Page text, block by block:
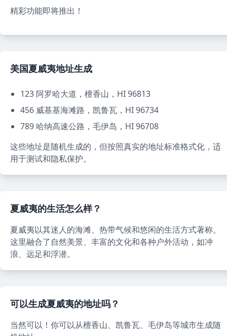
精彩功能即将推出！
美国夏威夷地址生成
123 阿罗哈大道，檀香山，HI 96813
456 威基基海滩路，凯鲁瓦，HI 96734
789 哈纳高速公路，毛伊岛，HI 96708
这些地址是随机生成的，但按照真实的地址标准格式化，适
用于测试和隐私保护。
夏威夷的生活怎么样？
夏威夷以其迷人的海滩、热带气候和悠闲的生活方式著称。
这里融合了自然美景、丰富的文化和各种户外活动，如冲
浪、远足和浮潜。
可以生成夏威夷的地址吗？
当然可以！你可以从檀香山、凯鲁瓦、毛伊岛等城市生成随